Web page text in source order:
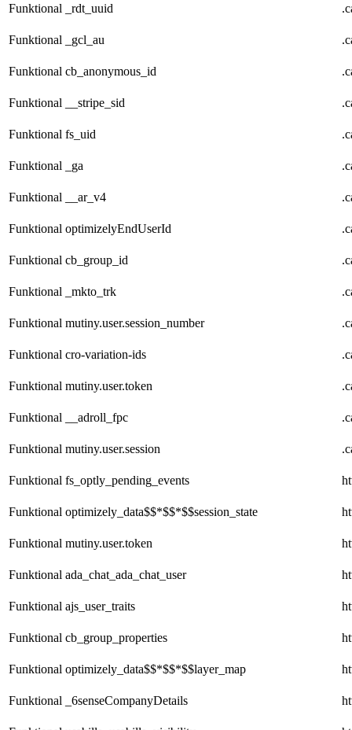
Funktional _rdt_uuid
Funktional _gcl_au
Funktional cb_anonymous_id
Funktional __stripe_sid
Funktional fs_uid
Funktional _ga
Funktional __ar_v4
Funktional optimizelyEndUserId
Funktional cb_group_id
Funktional _mkto_trk
Funktional mutiny.user.session_number
Funktional cro-variation-ids
Funktional mutiny.user.token
Funktional __adroll_fpc
Funktional mutiny.user.session
Funktional fs_optly_pending_events
Funktional optimizely_data$$*$$*$$session_state
Funktional mutiny.user.token
Funktional ada_chat_ada_chat_user
Funktional ajs_user_traits
Funktional cb_group_properties
Funktional optimizely_data$$*$$*$$layer_map
Funktional _6senseCompanyDetails